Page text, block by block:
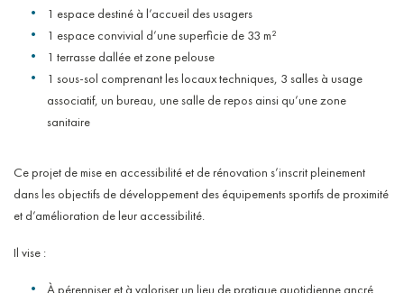
1 espace destiné à l’accueil des usagers
1 espace convivial d’une superficie de 33 m²
1 terrasse dallée et zone pelouse
1 sous-sol comprenant les locaux techniques, 3 salles à usage
associatif, un bureau, une salle de repos ainsi qu’une zone
sanitaire
Ce projet de mise en accessibilité et de rénovation s’inscrit pleinement
dans les objectifs de développement des équipements sportifs de proximité
et d’amélioration de leur accessibilité.
Il vise :
À pérenniser et à valoriser un lieu de pratique quotidienne ancré